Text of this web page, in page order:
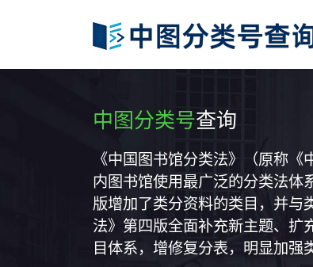
中图分类号查询
《中国图书馆分类法》（原称
内图书馆使用最广泛的分类法体
版增加了类分资料的类目，并与
法》第四版全面补充新主题、扩
目体系，增修复分表，明显加强